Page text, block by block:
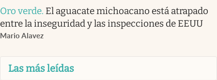
Oro verde. El aguacate michoacano está atrapado
entre la inseguridad y las inspecciones de EEUU
Mario Alavez
Las más leídas